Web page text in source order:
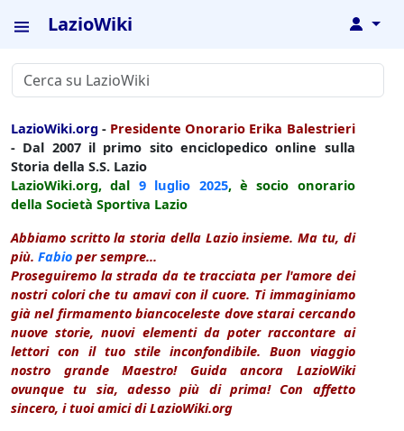
LazioWiki ↓
LazioWiki.org - Presidente Onorario Erika Balestrieri
- Dal 2007 il primo sito enciclopedico online sulla
Storia della S.S. Lazio
LazioWiki.org, dal 9 luglio 2025, è socio onorario
della Società Sportiva Lazio
Abbiamo scritto la storia della Lazio insieme. Ma tu, di
più. Fabio per sempre...
Proseguiremo la strada da te tracciata per l'amore dei
nostri colori che tu amavi con il cuore. Ti immaginiamo
già nel firmamento biancoceleste dove starai cercando
nuove storie, nuovi elementi da poter raccontare ai
lettori con il tuo stile inconfondibile. Buon viaggio
nostro grande Maestro! Guida ancora LazioWiki
ovunque tu sia, adesso più di prima! Con affetto
sincero, i tuoi amici di LazioWiki.org